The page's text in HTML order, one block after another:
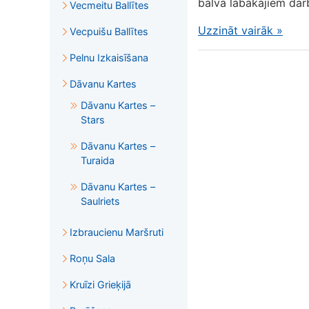
Vecmeitu Ballītes
Vecpuišu Ballītes
Pelnu Izkaisīšana
Dāvanu Kartes
Dāvanu Kartes –
Stars
Dāvanu Kartes –
Turaida
Dāvanu Kartes –
Saulriets
Izbraucienu Maršruti
Roņu Sala
Kruīzi Grieķijā
balva labākajiem
Uzzināt vairāk »